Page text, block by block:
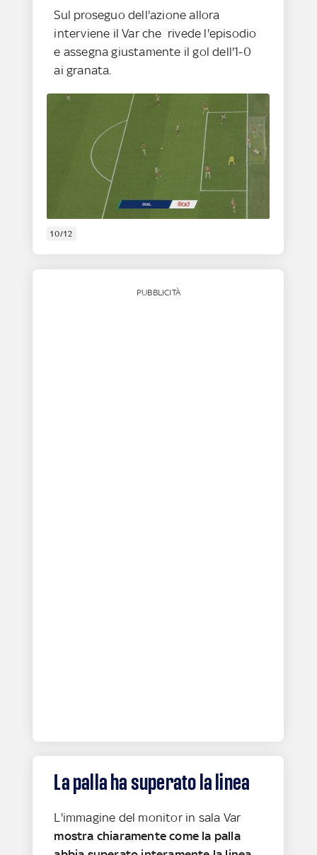
Sul proseguo dell'azione allora
interviene il Var che rivede l'episodio
e assegna giustamente il gol dell'1-0
ai granata.
10/12
PUBBLICITÀ
La palla ha superato la linea
L'immagine del monitor in sala Var
mostra chiaramente come la palla